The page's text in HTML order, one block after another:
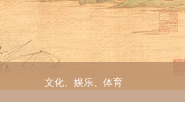
​文化、娱乐、体育